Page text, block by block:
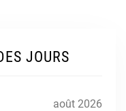
JOURS
août 2026